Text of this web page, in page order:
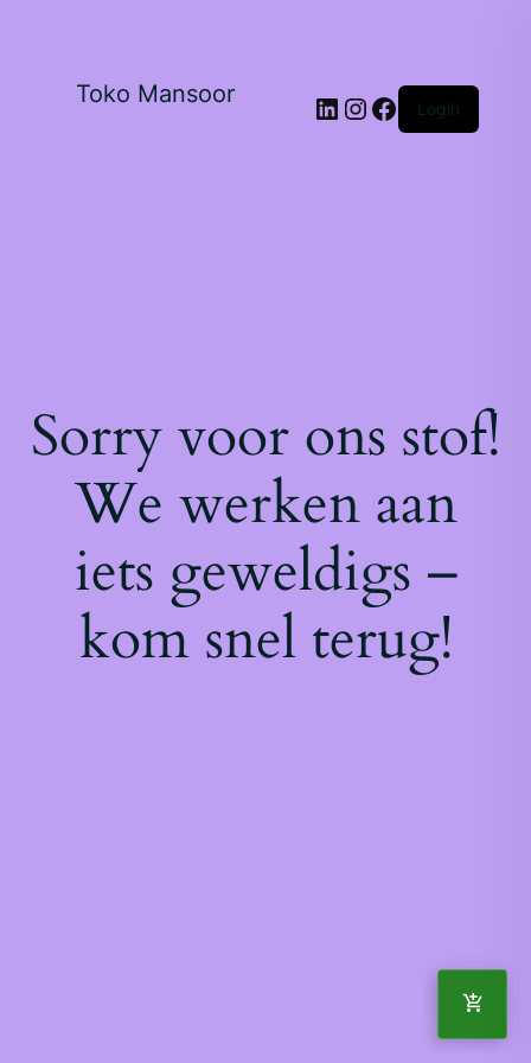
Toko Mansoor Login
Sorry voor ons stof!
We werken aan
iets geweldigs –
kom snel terug!